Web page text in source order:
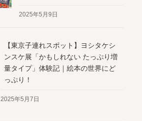
2025年5月9日
【東京子連れスポット】ヨシタケシ
ンスケ展「かもしれない たっぷり増
量タイプ」体験記｜絵本の世界にど
っぷり！
2025年5月7日